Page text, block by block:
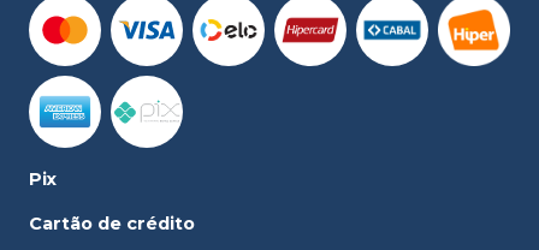
Pix
Cartão de crédito